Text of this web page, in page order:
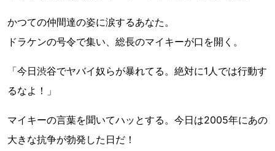
かつての仲間達の姿に涙するあなた。
ドラケンの号令で集い、総長のマイキーが口を開く。
「今日渋谷でヤバイ奴らが暴れてる。絶対に1人では行動す
るなよ！」
マイキーの言葉を聞いてハッとする。今日は2005年にあの
大きな抗争が勃発した日だ！